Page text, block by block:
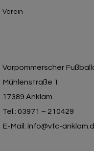
Verein
Vorpommerscher
Mühlenstraße 1
17389 Anklam
Tel.: 03971 – 210429
E-Mail: info@vfc-